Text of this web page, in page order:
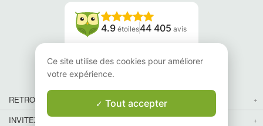
4.9 étoiles44 405 avis
Lisez nos avis
RETROUVEZ-NOUS
INVITEZ VOS AMIS
Ce site utilise des cookies pour améliorer
votre expérience.
Tout accepter